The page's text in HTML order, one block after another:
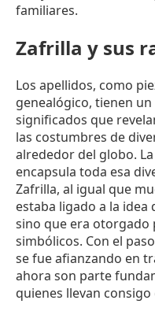
familiares.
Zafrilla y sus
Los apellidos, como
genealógico, tienen
significados que
las costumbres de
alrededor del globo.
encapsula toda esa
Zafrilla, al igual que
estaba ligado a la idea
sino que era otorgado
simbólicos. Con el
se fue afianzando en
ahora son parte
quienes llevan